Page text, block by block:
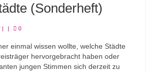
(Sonderheft)
| | 0
einmal wissen wollte, welche Städte
hervorgebracht haben oder
jungen Stimmen sich derzeit zu